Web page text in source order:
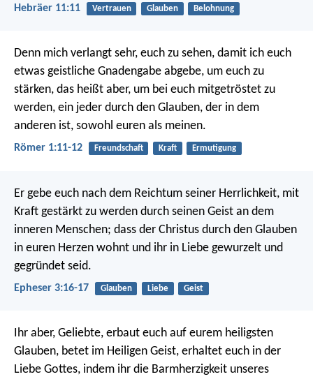
Hebräer 11:11 Vertrauen Glauben Belohnung
Denn mich verlangt sehr, euch zu sehen, damit ich euch
etwas geistliche Gnadengabe abgebe, um euch zu
stärken, das heißt aber, um bei euch mitgetröstet zu
werden, ein jeder durch den Glauben, der in dem
anderen ist, sowohl euren als meinen.
Römer 1:11-12 Freundschaft Kraft Ermutigung
Er gebe euch nach dem Reichtum seiner Herrlichkeit, mit
Kraft gestärkt zu werden durch seinen Geist an dem
inneren Menschen; dass der Christus durch den Glauben
in euren Herzen wohnt und ihr in Liebe gewurzelt und
gegründet seid.
Epheser 3:16-17 Glauben Liebe Geist
Ihr aber, Geliebte, erbaut euch auf eurem heiligsten
Glauben, betet im Heiligen Geist, erhaltet euch in der
Liebe Gottes, indem ihr die Barmherzigkeit unseres